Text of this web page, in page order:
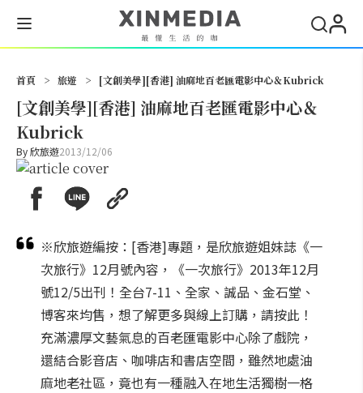
首頁 > 旅遊 > [文創美學][香港] 油麻地百老匯電影中心＆Kubrick
[文創美學][香港] 油麻地百老匯電影中心＆
Kubrick
By欣旅遊2013/12/06
※欣旅遊編按：[香港]專題，是欣旅遊姐妹誌《一
次旅行》12月號內容，《一次旅行》2013年12月
號12/5出刊！全台7-11、全家、誠品、金石堂、
博客來均售，想了解更多與線上訂購，請按此！
充滿濃厚文藝氣息的百老匯電影中心除了戲院，
還結合影音店、咖啡店和書店空間，雖然地處油
麻地老社區，竟也有一種融入在地生活獨樹一格